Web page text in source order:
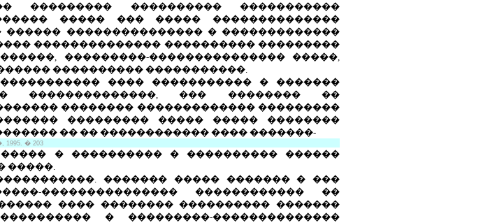
��������� ���������� �����������
����� ��� ����� ��������������
��������������� � �������������
�������������� ���������� ���������
���������-��������������� �����,
���������� �����������.
���� ����������� � �������
��������������, ��� �������� ��
�������� ������������� ���������
��������� ����� ����� ��������
�� �� ������������ ���� �������-
� 203
� ���������� � ���������� ������
�����.
������� ����� ������� � ���
��������������� ������������ ��
���� �������� ���������� �������
� ���������-��������������